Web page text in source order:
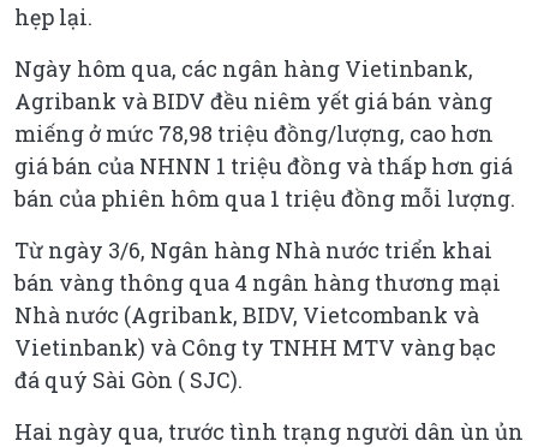
hẹp lại.
Ngày hôm qua, các ngân hàng Vietinbank,
Agribank và BIDV đều niêm yết giá bán vàng
miếng ở mức 78,98 triệu đồng/lượng, cao hơn
giá bán của NHNN 1 triệu đồng và thấp hơn giá
bán của phiên hôm qua 1 triệu đồng mỗi lượng.
Từ ngày 3/6, Ngân hàng Nhà nước triển khai
bán vàng thông qua 4 ngân hàng thương mại
Nhà nước (Agribank, BIDV, Vietcombank và
Vietinbank) và Công ty TNHH MTV vàng bạc
đá quý Sài Gòn ( SJC).
Hai ngày qua, trước tình trạng người dân ùn ủn